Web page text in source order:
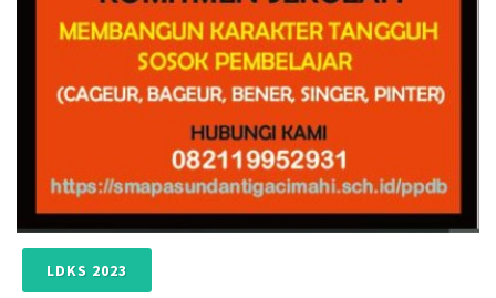
LDKS 2023